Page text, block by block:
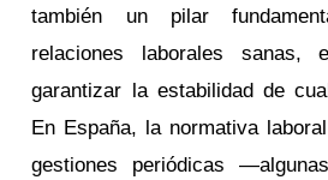
también un pilar
relaciones laborales sanas,
garantizar la estabilidad de
En España, la normativa
gestiones periódicas